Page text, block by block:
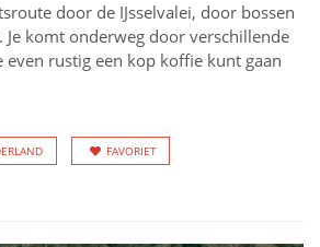
door de IJsselvalei, door bossen
Je komt onderweg door verschillende
even rustig een kop koffie kunt gaan
FAVORIET